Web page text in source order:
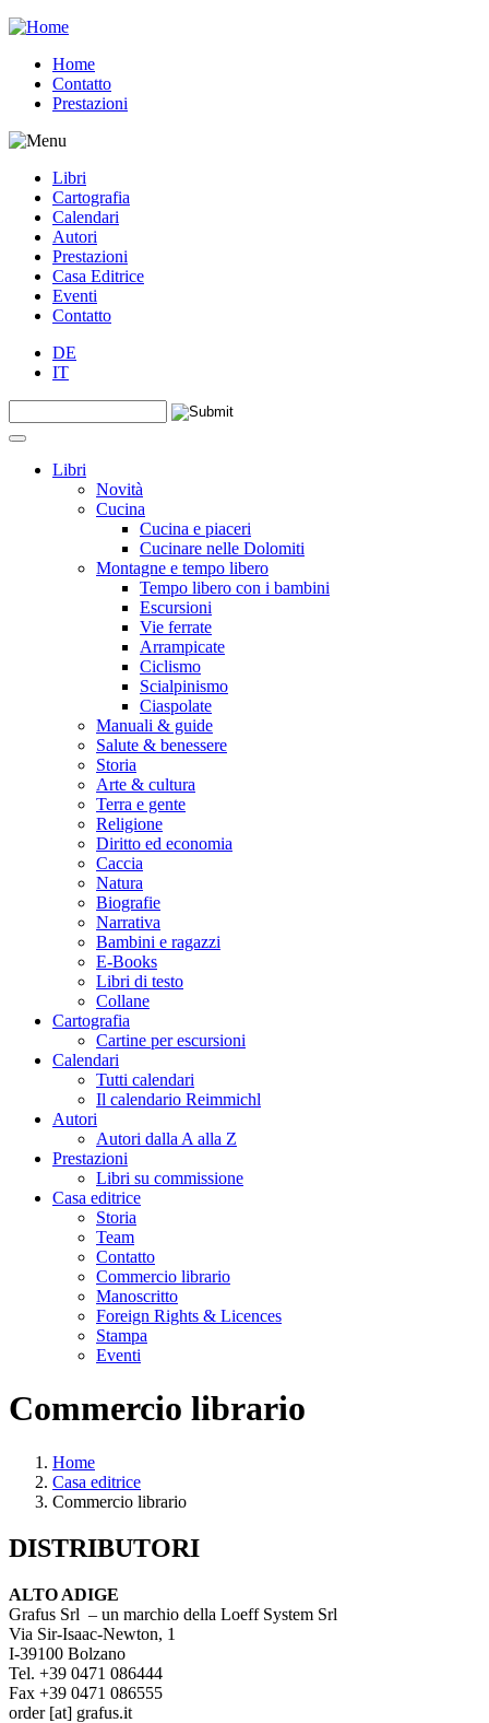
Jump to navigation
Home
Contatto
Prestazioni
Libri
Cartografia
Calendari
Autori
Prestazioni
Casa Editrice
Eventi
Contatto
DE
IT
Form di ricerca
Libri
Novità
Cucina
Cucina e piaceri
Cucinare nelle Dolomiti
Montagne e tempo libero
Tempo libero con i bambini
Escursioni
Vie ferrate
Arrampicate
Ciclismo
Scialpinismo
Ciaspolate
Manuali & guide
Salute & benessere
Storia
Arte & cultura
Terra e gente
Religione
Diritto ed economia
Caccia
Natura
Biografie
Narrativa
Bambini e ragazzi
E-Books
Libri di testo
Collane
Cartografia
Cartine per escursioni
Calendari
Tutti calendari
Il calendario Reimmichl
Autori
Autori dalla A alla Z
Prestazioni
Libri su commissione
Casa editrice
Storia
Team
Contatto
Commercio librario
Manoscritto
Foreign Rights & Licences
Stampa
Eventi
Commercio librario
Tu sei qui
Home
Casa editrice
Commercio librario
DISTRIBUTORI
ALTO ADIGE
Grafus Srl – un marchio della Loeff System Srl
Via Sir­-Isaac­-Newton, 1
I-39100 Bolzano
Tel. +39 0471 086444
Fax +39 0471 086555
order[at] grafus.it